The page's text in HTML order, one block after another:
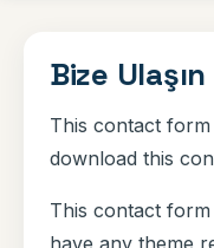
Bize Ulaşın
This contact form
download this
This contact
have any theme